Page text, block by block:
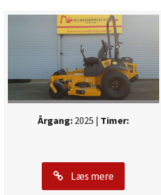
Årgang: 2025 | Timer:
Læs mere